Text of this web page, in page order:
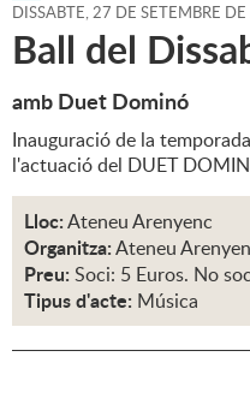
DISSABTE,27 DE SETEMBRE DE
Ball del
amb Duet Dominó
Inauguració de la
l'actuació del DUET
Lloc:Ateneu Arenyenc
Organitza:Ateneu
Preu: Soci: 5 Euros. No
Tipus d'acte: Música